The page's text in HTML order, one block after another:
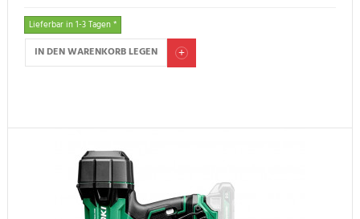
Lieferbar in 1-3 Tagen *
IN DEN WARENKORB LEGEN